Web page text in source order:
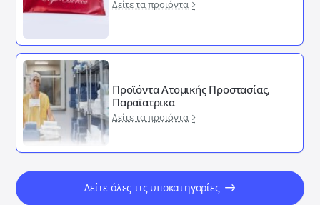
Δείτε τα προιόντα
Προϊόντα Ατομικής Προστασίας,
Παραϊατρικα
Δείτε τα προιόντα
Δείτε όλες τις υποκατηγορίες